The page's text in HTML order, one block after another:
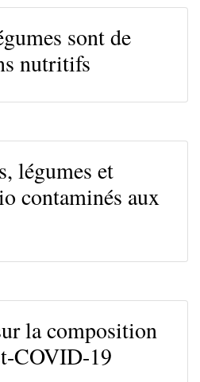
sont de
nutritifs
légumes et
contaminés aux
la composition
COVID-19